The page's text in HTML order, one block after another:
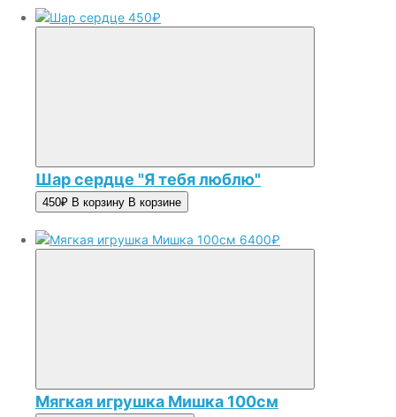
450₽
Шар сердце "Я тебя люблю"
450₽ В корзину В корзине
6400₽
Мягкая игрушка Мишка 100см